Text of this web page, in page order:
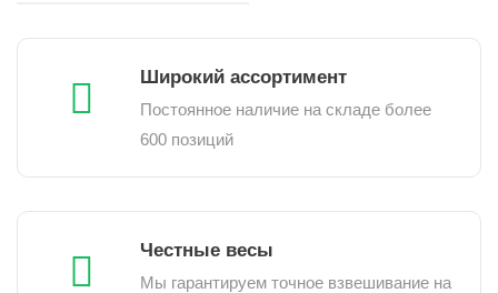
Широкий ассортимент
Постоянное наличие на складе более
600 позиций
Честные весы
Мы гарантируем точное взвешивание на